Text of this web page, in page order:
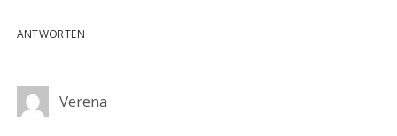
ANTWORTEN
Verena